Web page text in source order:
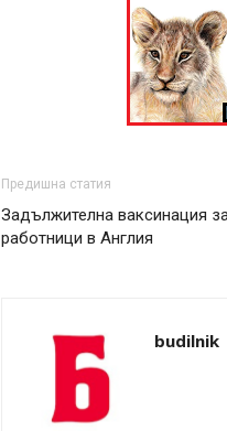
Предишна статия
Задължителна ваксинация
работници в Англия
budilnik